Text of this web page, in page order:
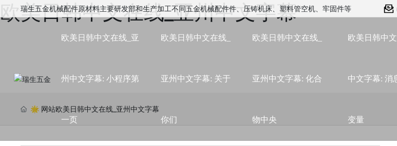
欧美日韩中文在线_亚州中文字幕
瑞生五金机械配件原材料主要研发部和生产加工不同五金机械配件件、压铸机床、塑料管空机、牢固件等
欧美日韩中文在线_亚
州中文字幕: 小程序第
一页
欧美日韩中文在线_
亚州中文字幕: 关于
你们
欧美日韩中文在线_
亚州中文字幕: 化合
物中央
欧美日韩中
中文字幕: 消
变量
🌟 网站欧美日韩中文在线_亚州中文字幕